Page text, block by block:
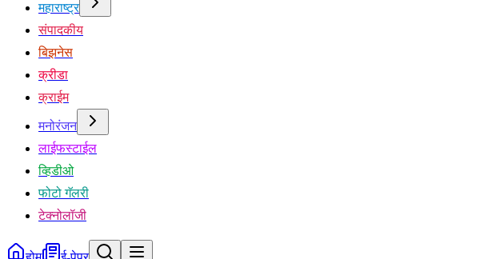
महाराष्ट्र
संपादकीय
बिझनेस
क्रीडा
क्राईम
मनोरंजन
लाईफस्टाईल
व्हिडीओ
फोटो गॅलरी
टेक्नोलॉजी